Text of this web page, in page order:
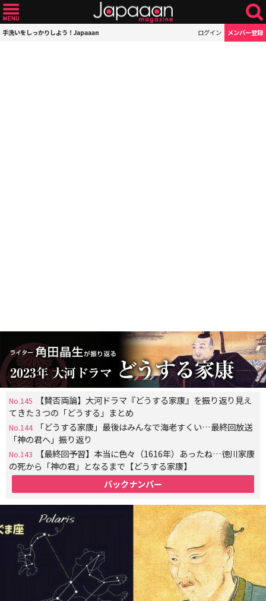
手洗いをしっかりしよう！Japaaan ログイン メンバー登録
No.145
【賛否両論】大河ドラマ『どうする家康』を振り返り見え
てきた３つの「どうする」まとめ
No.144
「どうする家康」最後はみんなで海老すくい…最終回放送
「神の君へ」振り返り
No.143
【最終回予習】本当に色々（1616年）あったね…徳川家康
の死から「神の君」となるまで【どうする家康】
バックナンバー